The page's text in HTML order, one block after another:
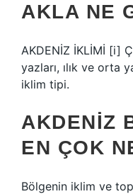
AKLA NE
AKDENİZ İKLİMİ [i]
yazları, ılık ve orta
iklim tipi.
AKDENIZ
EN ÇOK
Bölgenin iklim ve